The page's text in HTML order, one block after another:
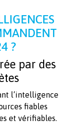
?
par des
l’intelligence
fiables
et vérifiables.